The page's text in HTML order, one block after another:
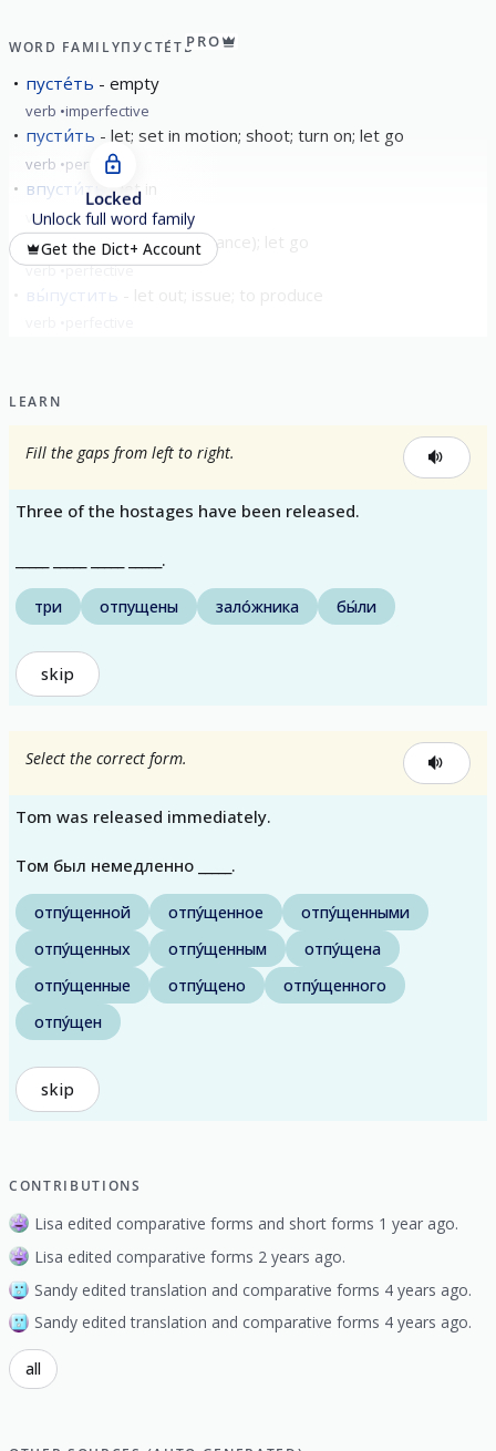
WORD FAMILYПУСТЕ́ТЬPRO
пусте́ть empty
verb imperfective
пусти́ть let; set in motion; shoot; turn on; let go
verb perfective
впусти́ть let in
verb perfective
упусти́ть to miss (a chance); let go
verb perfective
вы́пустить
Locked
Unlock full word family
Get the Dict+ Account
LEARN
Fill the gaps from left to right.
Three of the hostages have been released.
_____ _____ _____ _____.
три отпущены зало́жника бы́ли
skip
Select the correct form.
Tom was released immediately.
Том был немедленно _____.
отпу́щенной отпу́щенное
отпу́щенными
отпу́щенных
отпу́щенным
отпу́щена
отпу́щенные
отпу́щено
отпу́щенного
отпу́щен
skip
CONTRIBUTIONS
Lisa edited comparative forms and short forms 1 year ago.
Lisa edited comparative forms 2 years ago.
Sandy edited translation and comparative forms 4 years ago.
Sandy edited translation and comparative forms 4 years ago.
all